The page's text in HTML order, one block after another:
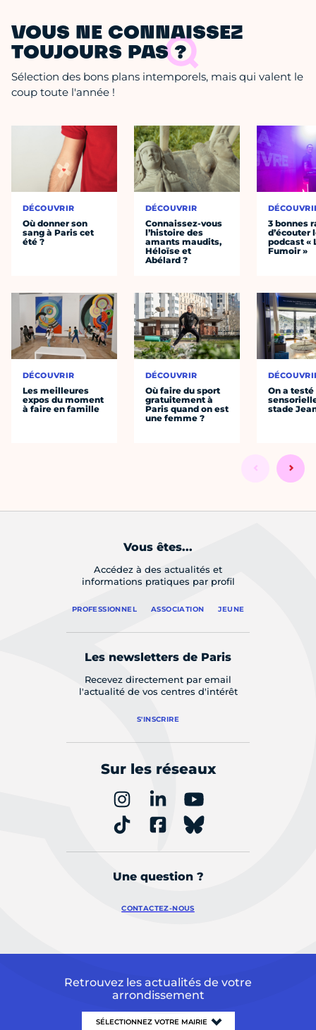
VOUS NE CONNAISSEZ
TOUJOURS PAS ?
Sélection des bons plans intemporels, mais qui valent le
coup toute l'année !
DÉCOUVRIR
Où donner son
sang à Paris cet
été ?
DÉCOUVRIR
Les meilleures
expos du moment
à faire en famille
DÉCOUVRIR
Connaissez-vous
l’histoire des
amants maudits,
Héloïse et
Abélard ?
DÉCOUVRIR
Où faire du sport
gratuitement à
Paris quand on est
une femme ?
3 bonnes
d’écouter
podcast «
Fumoir »
On a
stade
Vous êtes...
Accédez à des actualités et
informations pratiques par profil
PROFESSIONNEL ASSOCIATION JEUNE
Les newsletters de Paris
Recevez directement par email
l'actualité de vos centres d'intérêt
S'INSCRIRE
Sur les réseaux
Une question ?
CONTACTEZ-NOUS
Retrouvez les actualités de votre
arrondissement